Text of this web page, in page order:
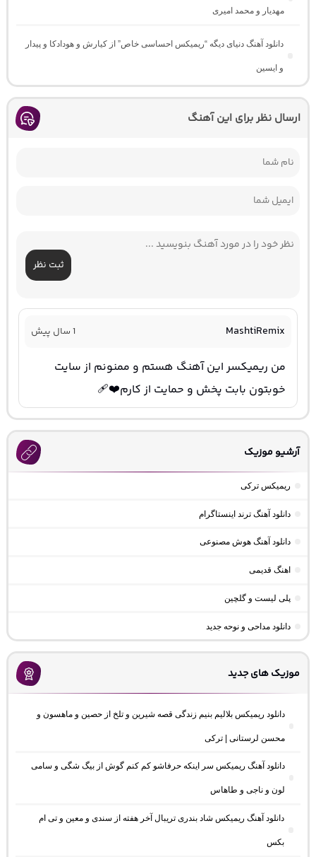
مهدیار و محمد امیری
دانلود آهنگ دنیای دیگه “ریمیکس احساسی خاص” از کیارش و هودادکا و پیدار
و ایسین
ارسال نظر برای این آهنگ
ثبت نظر
MashtiRemix 1 سال پیش
من ریمیکسر این آهنگ هستم و ممنونم از سایت
خوبتون بابت پخش و حمایت از کارم❤️‍🩹
آرشیو موزیک
ریمیکس ترکی
دانلود آهنگ ترند اینستاگرام
دانلود آهنگ هوش مصنوعی
اهنگ قدیمی
پلی لیست و گلچین
دانلود مداحی و نوحه جدید
موزیک های جدید
دانلود ریمیکس بلالیم بنیم زندگی قصه شیرین و تلخ از حصین و ماهسون و
محسن لرستانی | ترکی
دانلود آهنگ ریمیکس سر اینکه حرفاشو کم کنم گوش از بیگ شگی و سامی
لون و ناجی و طاهاس
دانلود آهنگ ریمیکس شاد بندری تریبال آخر هفته از سندی و معین و تی ام
بکس